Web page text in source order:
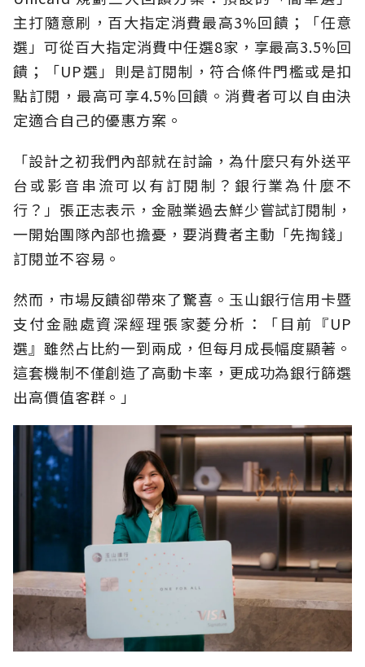
主打隨意刷，百大指定消費最高3%回饋；「任意
選」可從百大指定消費中任選8家，享最高3.5%回
饋；「UP選」則是訂閱制，符合條件門檻或是扣
點訂閱，最高可享4.5%回饋。消費者可以自由決
定適合自己的優惠方案。
「設計之初我們內部就在討論，為什麼只有外送平
台或影音串流可以有訂閱制？銀行業為什麼不
行？」張正志表示，金融業過去鮮少嘗試訂閱制，
一開始團隊內部也擔憂，要消費者主動「先掏錢」
訂閱並不容易。
然而，市場反饋卻帶來了驚喜。玉山銀行信用卡暨
支付金融處資深經理張家菱分析：「目前『UP
選』雖然占比約一到兩成，但每月成長幅度顯著。
這套機制不僅創造了高動卡率，更成功為銀行篩選
出高價值客群。」